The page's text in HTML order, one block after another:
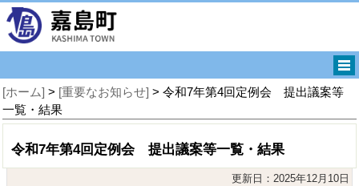
[ホーム] > [重要なお知らせ] > 令和7年第4回定例会 提出議案等
一覧・結果
令和7年第4回定例会 提出議案等一覧・結果
更新日：2025年12月10日